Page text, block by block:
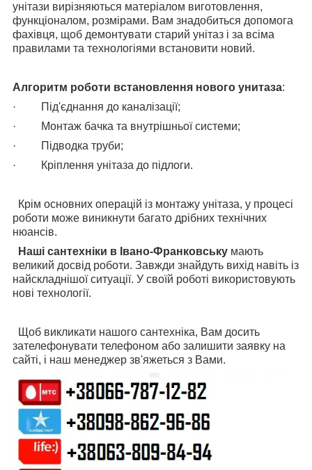
унітази вирізняються матеріалом виготовлення,
функціоналом, розмірами. Вам знадобиться допомога
фахівця, щоб демонтувати старий унітаз і за всіма
правилами та технологіями встановити новий.
Алгоритм роботи встановлення нового унитаза:
·
Під'єднання до каналізації;
·
Монтаж бачка та внутрішньої системи;
·
Підводка труби;
·
Кріплення унітаза до підлоги.
Крім основних операцій із монтажу унітаза, у процесі
роботи може виникнути багато дрібних технічних
нюансів.
Наші сантехніки в Івано-Франковську мають
великий досвід роботи. Завжди знайдуть вихід навіть із
найскладнішої ситуації. У своїй роботі використовують
нові технології.
Щоб викликати нашого сантехніка, Вам досить
зателефонувати телефоном або залишити заявку на
сайті, і наш менеджер зв'яжеться з Вами.